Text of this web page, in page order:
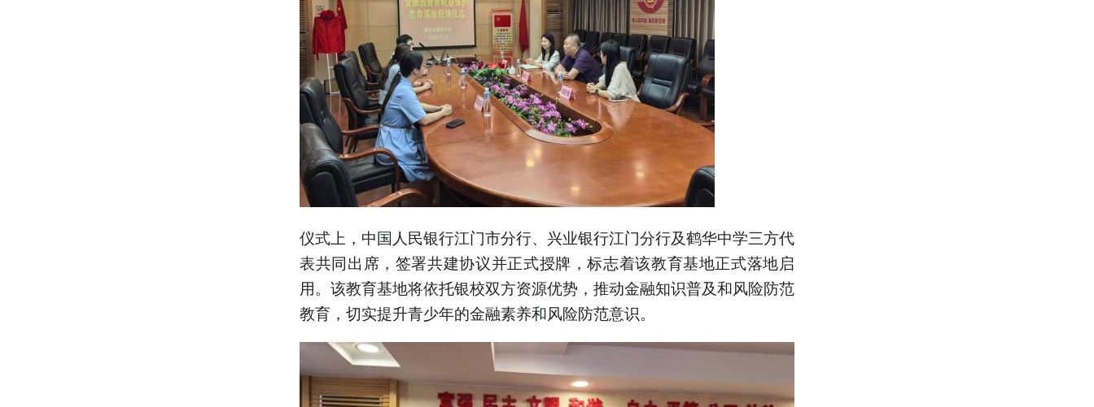
仪式上，中国人民银行江门市分行、兴业银行江门分行及鹤华中学三方代
表共同出席，签署共建协议并正式授牌，标志着该教育基地正式落地启
用。该教育基地将依托银校双方资源优势，推动金融知识普及和风险防范
教育，切实提升青少年的金融素养和风险防范意识。